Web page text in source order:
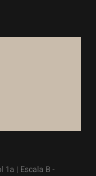
1a | Escala B -